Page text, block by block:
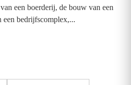
een boerderij, de bouw van een
een bedrijfscomplex,...